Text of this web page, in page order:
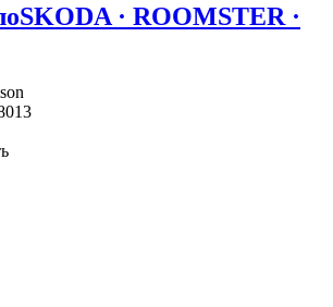
SKODA · ROOMSTER ·